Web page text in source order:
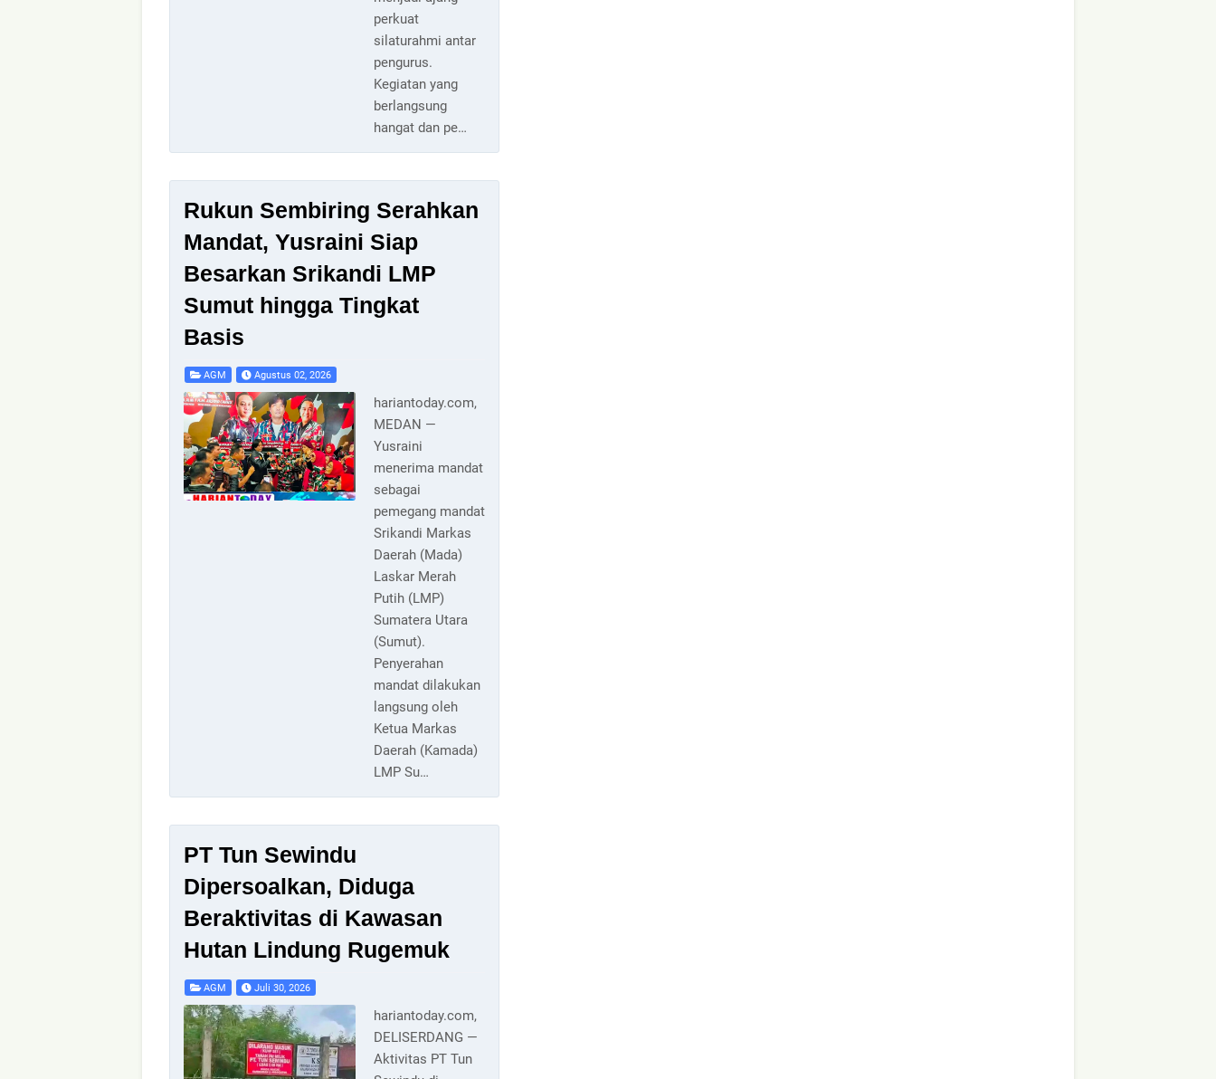
perkuat
silaturahmi antar
pengurus.
Kegiatan yang
berlangsung
hangat dan pe…
Rukun Sembiring Serahkan
Mandat, Yusraini Siap
Besarkan Srikandi LMP
Sumut hingga Tingkat
Basis
AGM Agustus 02, 2026
hariantoday.com,
MEDAN —
Yusraini
menerima mandat
sebagai
pemegang mandat
Srikandi Markas
Daerah (Mada)
Laskar Merah
Putih (LMP)
Sumatera Utara
(Sumut).
Penyerahan
mandat dilakukan
langsung oleh
Ketua Markas
Daerah (Kamada)
LMP Su…
PT Tun Sewindu
Dipersoalkan, Diduga
Beraktivitas di Kawasan
Hutan Lindung Rugemuk
AGM Juli 30, 2026
hariantoday.com,
DELISERDANG —
Aktivitas PT Tun